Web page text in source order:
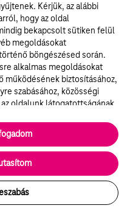
tetejére
Kérjük, az alábbi
hogy az oldal
bekapcsolt sütiken felül
megoldásokat
böngészésed során.
alkalmas megoldásokat
működésének biztosításához,
szabásához, közösségi
oldalunk látogatottságának
és nem lehet
során rendszerünkből. A
segítségével bizonyos
információkat is
szolgáltatásokat nyújtó